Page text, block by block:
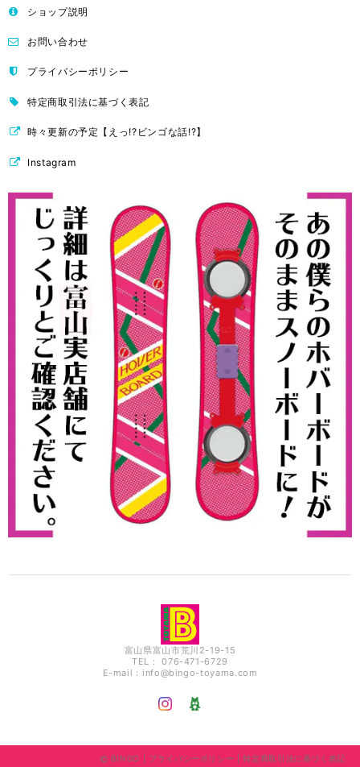
ショップ説明
お問い合わせ
プライバシーポリシー
特定商取引法に基づく表記
時々更新の予定【えっ!?ビンゴな話!?】
Instagram
富山県富山市荒川2-19-15
TEL： 076-471-6729
E-mail： info@bingo-toyama.com
BINGO | プライバシーポリシー |特定商取引法に基づく表記